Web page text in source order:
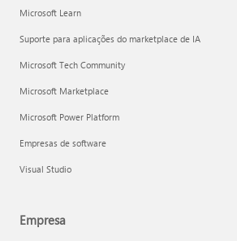
Microsoft Learn
Suporte para aplicações do marketplace de IA
Microsoft Tech Community
Microsoft Marketplace
Microsoft Power Platform
Empresas de software
Visual Studio
Empresa